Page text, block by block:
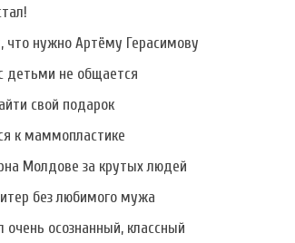
что нужно Артёму Герасимову
детьми не общается
свой подарок
к маммопластике
Молдове за крутых людей
без любимого мужа
осознанный, классный